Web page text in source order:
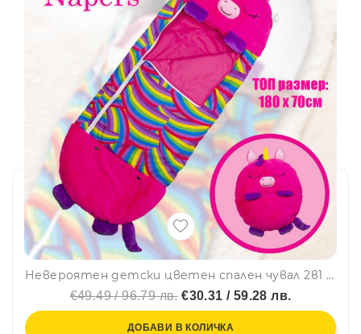
Невероятен детски цветен спален чувал 2в1 Happy Napers - Еднорогът Фиона, BF22
€49.49 / 96.79 лв.€30.31 / 59.28 лв.
ДОБАВИ В КОЛИЧКА